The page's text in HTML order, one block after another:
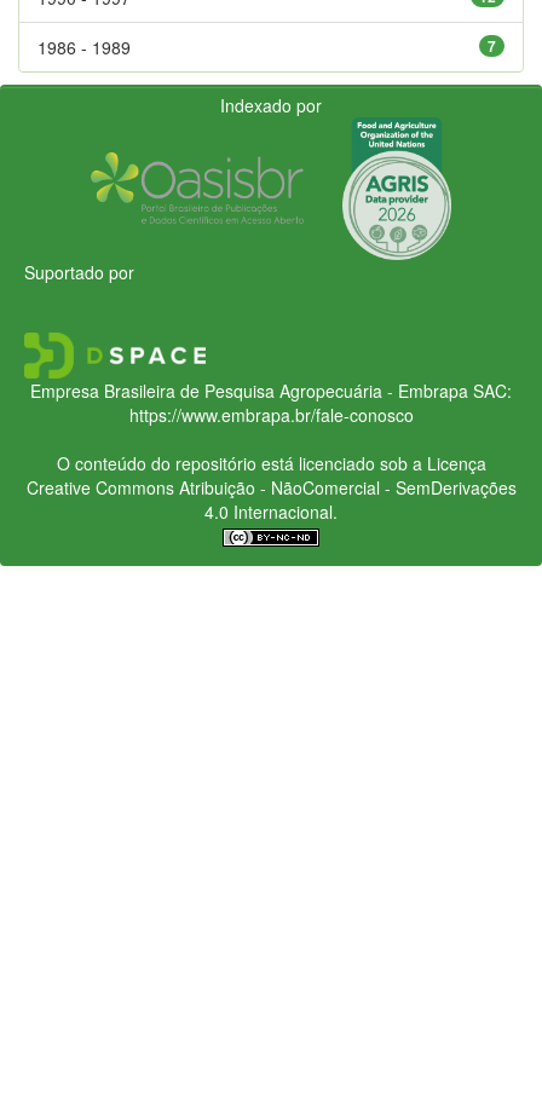
7
1986 - 1989
Indexado por
Suportado por
Empresa Brasileira de Pesquisa Agropecuária - Embrapa SAC:
https://www.embrapa.br/fale-conosco
O conteúdo do repositório está licenciado sob a Licença
Creative CommonsAtribuição - NãoComercial - SemDerivações
4.0 Internacional.